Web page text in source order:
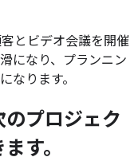
とビデオ会議を開催
になり、プランニン
なります。
のプロジェク
す。